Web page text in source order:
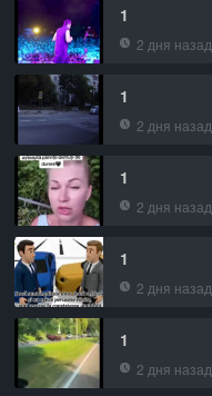
1
2 дня назад
1
2 дня назад
1
2 дня назад
1
2 дня назад
1
2 дня назад